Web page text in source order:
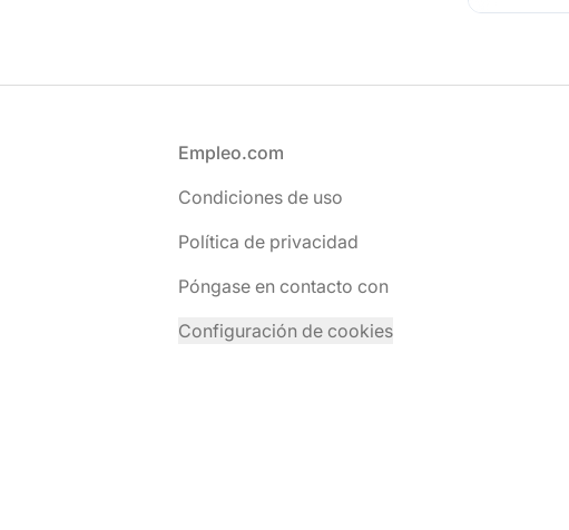
Empleo.com
Condiciones de uso
Política de privacidad
Póngase en contacto con
Configuración de cookies